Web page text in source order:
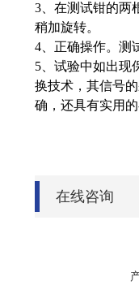
3、在测试钳的两
稍加旋转。
4、正确操作。测
5、试验中如出现
换技术，其信号
确，还具有实用
在线咨询